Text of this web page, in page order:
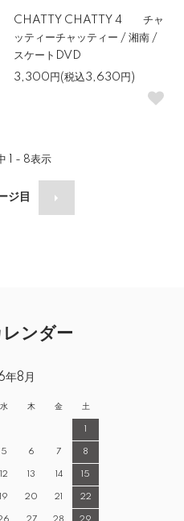
CHATTY CHATTY 4 チャ
ッティーチャッティー / 湘南 /
スケートDVD
3,300円(税込3,630円)
1 - 8表示
ジ目
ンダー
8月
水 木 金 土
1
5 6 7 8
12 13 14 15
19 20 21 22